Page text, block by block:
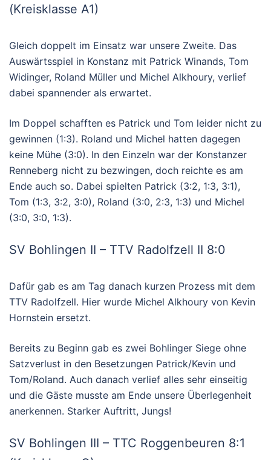
(Kreisklasse A1)
Gleich doppelt im Einsatz war unsere Zweite. Das
Auswärtsspiel in Konstanz mit Patrick Winands, Tom
Widinger, Roland Müller und Michel Alkhoury, verlief
dabei spannender als erwartet.
Im Doppel schafften es Patrick und Tom leider nicht zu
gewinnen (1:3). Roland und Michel hatten dagegen
keine Mühe (3:0). In den Einzeln war der Konstanzer
Renneberg nicht zu bezwingen, doch reichte es am
Ende auch so. Dabei spielten Patrick (3:2, 1:3, 3:1),
Tom (1:3, 3:2, 3:0), Roland (3:0, 2:3, 1:3) und Michel
(3:0, 3:0, 1:3).
SV Bohlingen II – TTV Radolfzell II 8:0
Dafür gab es am Tag danach kurzen Prozess mit dem
TTV Radolfzell. Hier wurde Michel Alkhoury von Kevin
Hornstein ersetzt.
Bereits zu Beginn gab es zwei Bohlinger Siege ohne
Satzverlust in den Besetzungen Patrick/Kevin und
Tom/Roland. Auch danach verlief alles sehr einseitig
und die Gäste musste am Ende unsere Überlegenheit
anerkennen. Starker Auftritt, Jungs!
SV Bohlingen III – TTC Roggenbeuren 8:1